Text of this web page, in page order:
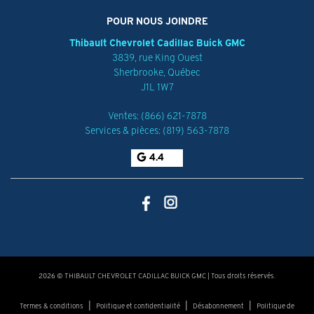
sol réglable et mode extraction
Suspension, tenue de route et maniabilité, à commande
électronique automatique
Direction électronique aux 4 roues avec fonction de conduite
en diagonale marche du crabe à basse vitesse, comprend
nouveau mode King Crab à basses vitesses
Freins avant et arrière de 18 po à disque d'étrier coulissant
Disque de frein traité par nitrocarburation ferritique
Frein de stationnement électronique
POUR NOUS JOINDRE
Thibault Chevrolet Cadillac Buick GMC
3839, rue King Ouest
Sherbrooke, Québec
J1L 1W7
Ventes: (866) 621-7878
Services & pièces: (819) 563-7878
4.4
2026 © THIBAULT CHEVROLET CADILLAC BUICK GMC | Tous droits réservés.
Termes & conditions | Politique et confidentialité | Désabonnement | Politique de